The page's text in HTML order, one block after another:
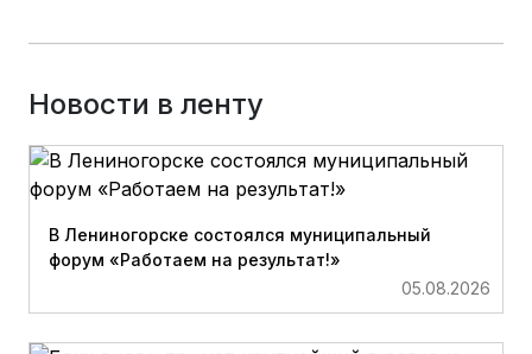
Новости в ленту
В Лениногорске состоялся муниципальный
форум «Работаем на результат!»
05.08.2026